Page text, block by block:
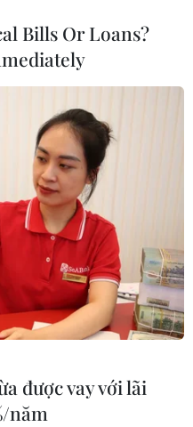
nay thành một cơ
(Vietnam+)
#Virus corona
Bills Or Loans?
được vay với lãi
năm